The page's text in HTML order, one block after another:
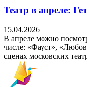
Театр в апреле:
15.04.2026
В апреле можно
числе: «Фауст»,
сценах московских